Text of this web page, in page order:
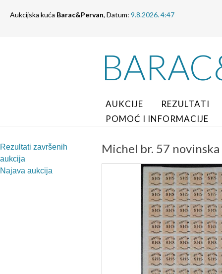
Aukcijska kuća Barac&Pervan, Datum: 9.8.2026. 4:47
AUKCIJE
REZULTATI
POMOĆ I INFORMACIJE
Rezultati završenih
aukcija
Najava aukcija
Michel br. 57